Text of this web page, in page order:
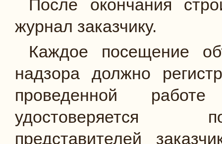
После окончания
журнал заказчику.
Каждое посещение
надзора должно
проведенной
удостоверяется
представителей